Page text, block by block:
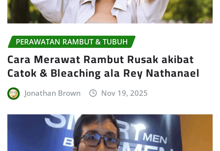
PERAWATAN RAMBUT & TUBUH
Cara Merawat Rambut Rusak akibat
Catok & Bleaching ala Rey Nathanael
Jonathan Brown Nov 19, 2025